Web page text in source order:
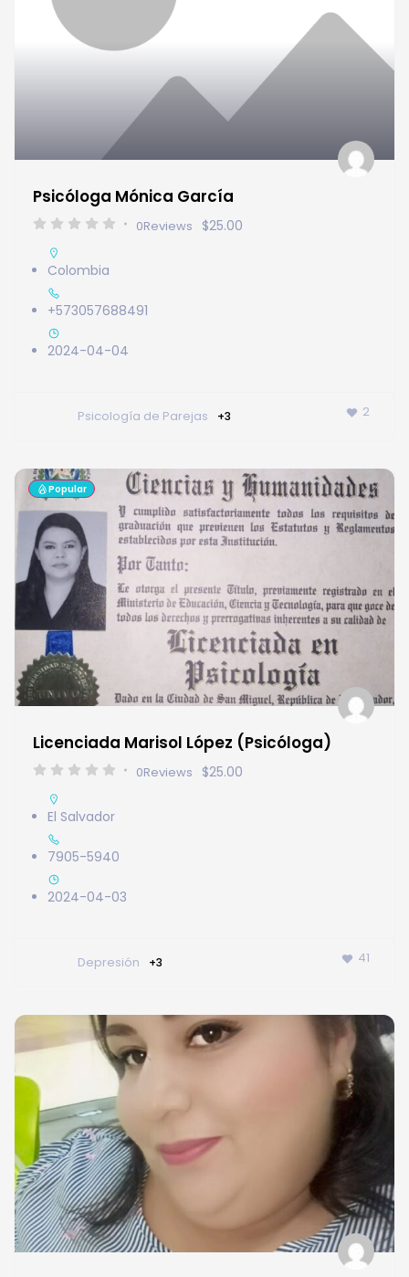
Psicóloga Mónica García
0Reviews $25.00
Colombia
+573057688491
2024-04-04
Psicología de Parejas +3 2
Popular
Licenciada Marisol López (Psicóloga)
0Reviews $25.00
El Salvador
7905-5940
2024-04-03
Depresión +3 41